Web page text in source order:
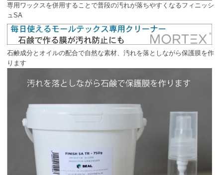
専用ワックスを併用することで普段の汚れが落ちやすくなるフィニッシ
ュSA
石鹸成分とオイルの配合で自然な素材、汚れを落としながら保護膜を作
ります